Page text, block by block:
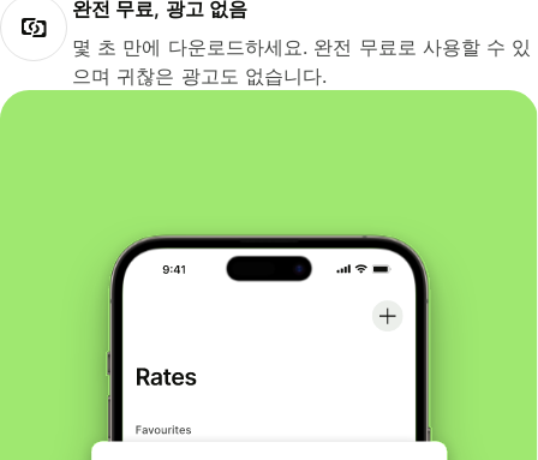
완전 무료, 광고 없음
몇 초 만에 다운로드하세요. 완전 무료로 사용할 수 있
으며 귀찮은 광고도 없습니다.